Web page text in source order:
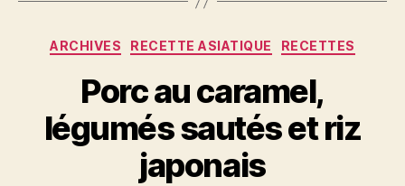
Catégories
ARCHIVES RECETTE ASIATIQUE RECETTES
Porc au caramel,
légumés sautés et riz
japonais